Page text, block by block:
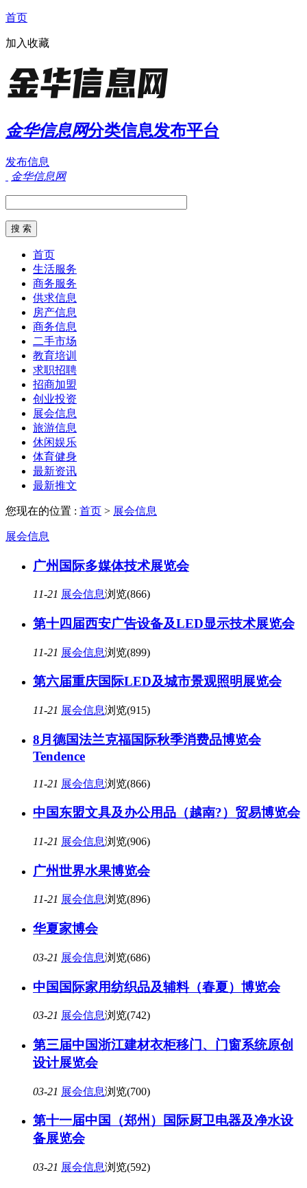
首页
加入收藏
金华信息网分类信息发布平台
发布信息
金华信息网
首页
生活服务
商务服务
供求信息
房产信息
商务信息
二手市场
教育培训
求职招聘
招商加盟
创业投资
展会信息
旅游信息
休闲娱乐
体育健身
最新资讯
最新推文
您现在的位置 : 首页 > 展会信息
展会信息
广州国际多媒体技术展览会
11-21 展会信息浏览(866)
第十四届西安广告设备及LED显示技术展览会
11-21 展会信息浏览(899)
第六届重庆国际LED及城市景观照明展览会
11-21 展会信息浏览(915)
8月德国法兰克福国际秋季消费品博览会
Tendence
11-21 展会信息浏览(866)
中国东盟文具及办公用品（越南?）贸易博览会
11-21 展会信息浏览(906)
广州世界水果博览会
11-21 展会信息浏览(896)
华夏家博会
03-21 展会信息浏览(686)
中国国际家用纺织品及辅料（春夏）博览会
03-21 展会信息浏览(742)
第三届中国浙江建材衣柜移门、门窗系统原创
设计展览会
03-21 展会信息浏览(700)
第十一届中国（郑州）国际厨卫电器及净水设
备展览会
03-21 展会信息浏览(592)